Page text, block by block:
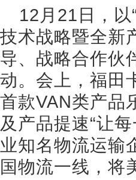
12月21日，
技术战略暨全新
导、战略合作伙
动。会上，福田
首款VAN类产品
及产品提速“让
业知名物流运输
国物流一线，将